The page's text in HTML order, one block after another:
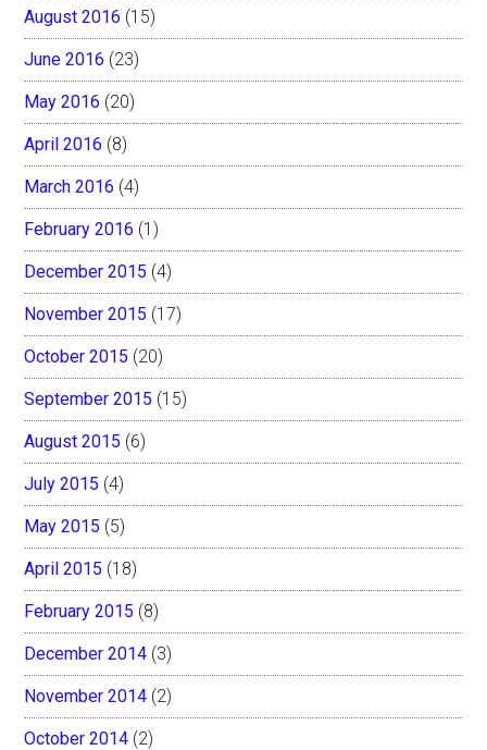
August 2016 (15)
June 2016 (23)
May 2016 (20)
April 2016 (8)
March 2016 (4)
February 2016 (1)
December 2015 (4)
November 2015 (17)
October 2015 (20)
September 2015 (15)
August 2015 (6)
July 2015 (4)
May 2015 (5)
April 2015 (18)
February 2015 (8)
December 2014 (3)
November 2014 (2)
October 2014 (2)